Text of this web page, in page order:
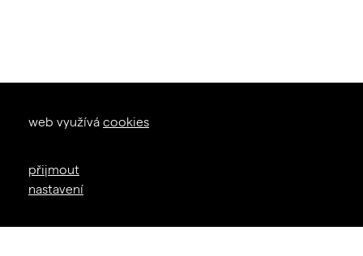
web využívá cookies
přijmout
nastavení